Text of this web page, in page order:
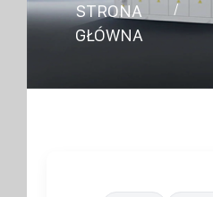
STRONA
GŁÓWNA
/